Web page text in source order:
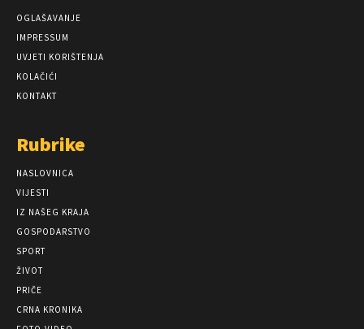
OGLAŠAVANJE
IMPRESSUM
UVJETI KORIŠTENJA
KOLAČIĆI
KONTAKT
Rubrike
NASLOVNICA
VIJESTI
IZ NAŠEG KRAJA
GOSPODARSTVO
SPORT
ŽIVOT
PRIČE
CRNA KRONIKA